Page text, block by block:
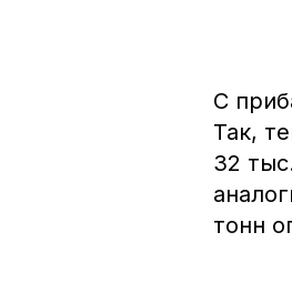
С
Так,
32
тонн